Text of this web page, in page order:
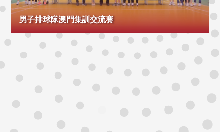
男子排球隊澳門集訓交流賽